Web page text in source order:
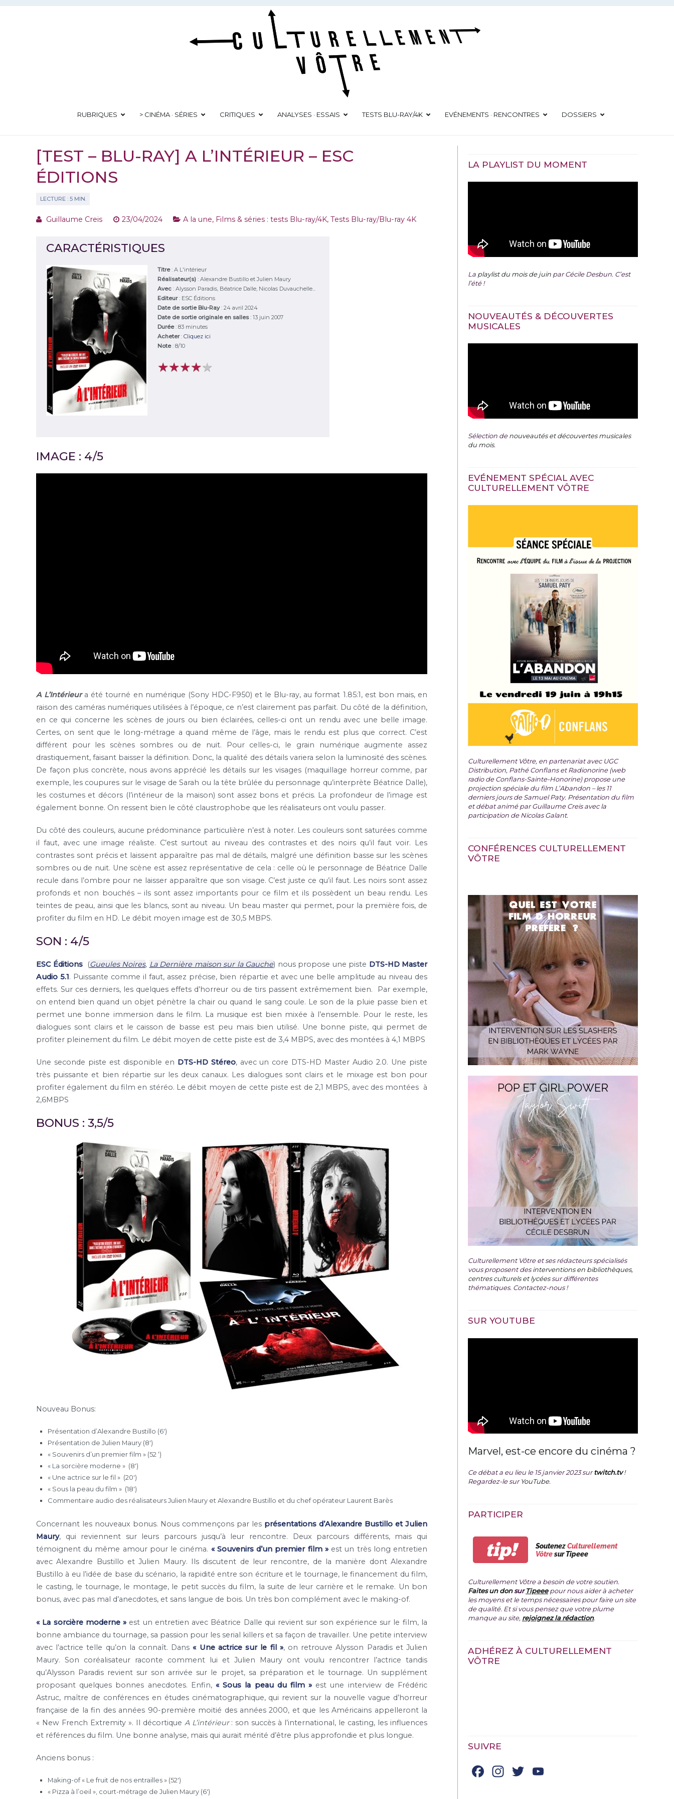
Aller
Culturellement Vôtre
RUBRIQUES > CINÉMA · SÉRIES CRITIQUES ANALYSES · ESSAIS TESTS BLU-RAY/4K EVÉNEMENTS · RENCONTRES DOSSIERS
[TEST – BLU-RAY] A L’INTÉRIEUR – ESC
ÉDITIONS
Guillaume Creis 23/04/2024 A la une, Films & séries : tests Blu-ray/4K,Tests Blu-ray/Blu-ray 4K
CARACTÉRISTIQUES
Titre: A L'intérieur
Réalisateur(s) : Alexandre Bustillo et Julien Maury
Avec : Alysson Paradis, Béatrice Dalle, Nicolas Duvauchelle...
Editeur: ESC Éditions
Date de sortie Blu-Ray: 24 avril 2024
Date de sortie originale en salles: 13 juin 2007
Durée: 83 minutes
Acheter: Cliquez ici
Note: 8/10
★★★★★
★★★★★
IMAGE : 4/5
A L’Intérieura été tourné en numérique (Sony HDC-F950) et le Blu-ray, au format 1.85:1, est bon mais, en
raison des caméras numériques utilisées à l’époque, ce n’est clairement pas parfait. Du côté de la définition,
en ce qui concerne les scènes de jours ou bien éclairées, celles-ci ont un rendu avec une belle image.
Certes, on sent que le long-métrage a quand même de l’âge, mais le rendu est plus que correct. C’est
différent pour les scènes sombres ou de nuit. Pour celles-ci, le grain numérique augmente assez
drastiquement, faisant baisser la définition. Donc, la qualité des détails variera selon la luminosité des scènes.
De façon plus concrète, nous avons apprécié les détails sur les visages (maquillage horreur comme, par
exemple, les coupures sur le visage de Sarah ou la tête brûlée du personnage qu’interprète Béatrice Dalle),
les costumes et décors (l’intérieur de la maison) sont assez bons et précis. La profondeur de l’image est
également bonne. On ressent bien le côté claustrophobe que les réalisateurs ont voulu passer.
Du côté des couleurs, aucune prédominance particulière n’est à noter. Les couleurs sont saturées comme
il faut, avec une image réaliste. C’est surtout au niveau des contrastes et des noirs qu’il faut voir. Les
contrastes sont précis et laissent apparaître pas mal de détails, malgré une définition basse sur les scènes
sombres ou de nuit. Une scène est assez représentative de cela : celle où le personnage de Béatrice Dalle
recule dans l’ombre pour ne laisser apparaître que son visage. C’est juste ce qu’il faut. Les noirs sont assez
profonds et non bouchés – ils sont assez importants pour ce film et ils possèdent un beau rendu. Les
teintes de peau, ainsi que les blancs, sont au niveau. Un beau master qui permet, pour la première fois, de
profiter du film en HD. Le débit moyen image est de 30,5 MBPS.
SON : 4/5
ESC Éditions(Gueules Noires, La Dernière maison sur la Gauche) nous propose une piste DTS-HD Master
Audio 5.1. Puissante comme il faut, assez précise, bien répartie et avec une belle amplitude au niveau des
effets. Sur ces derniers, les quelques effets d’horreur ou de tirs passent extrêmement bien. Par exemple,
on entend bien quand un objet pénètre la chair ou quand le sang coule. Le son de la pluie passe bien et
permet une bonne immersion dans le film. La musique est bien mixée à l’ensemble. Pour le reste, les
dialogues sont clairs et le caisson de basse est peu mais bien utilisé. Une bonne piste, qui permet de
profiter pleinement du film. Le débit moyen de cette piste est de 3,4 MBPS, avec des montées à 4,1 MBPS
Une seconde piste est disponible en DTS-HD Stéreo, avec un core DTS-HD Master Audio 2.0. Une piste
très puissante et bien répartie sur les deux canaux. Les dialogues sont clairs et le mixage est bon pour
profiter également du film en stéréo. Le débit moyen de cette piste est de 2,1 MBPS, avec des montées à
2,6MBPS
BONUS : 3,5/5
Nouveau Bonus:
Présentation d’Alexandre Bustillo (6′)
Présentation de Julien Maury (8′)
« Souvenirs d’un premier film » (52 ‘)
« La sorcière moderne » (8′)
« Une actrice sur le fil » (20′)
« Sous la peau du film » (18′)
Commentaire audio des réalisateurs Julien Maury et Alexandre Bustillo et du chef opérateur Laurent Barès
Concernant les nouveaux bonus. Nous commençons par les présentations d’Alexandre Bustillo et Julien
Maury, qui reviennent sur leurs parcours jusqu’à leur rencontre. Deux parcours différents, mais qui
témoignent du même amour pour le cinéma. « Souvenirs d’un premier film »est un très long entretien
avec Alexandre Bustillo et Julien Maury. Ils discutent de leur rencontre, de la manière dont Alexandre
Bustillo à eu l’idée de base du scénario, la rapidité entre son écriture et le tournage, le financement du film,
le casting, le tournage, le montage, le petit succès du film, la suite de leur carrière et le remake. Un bon
bonus, avec pas mal d’anecdotes, et sans langue de bois. Un très bon complément avec le making-of.
« La sorcière moderne » est un entretien avec Béatrice Dalle qui revient sur son expérience sur le film, la
bonne ambiance du tournage, sa passion pour les serial killers et sa façon de travailler. Une petite interview
avec l’actrice telle qu’on la connaît. Dans« Une actrice sur le fil », on retrouve Alysson Paradis et Julien
Maury. Son coréalisateur raconte comment lui et Julien Maury ont voulu rencontrer l’actrice tandis
qu’Alysson Paradis revient sur son arrivée sur le projet, sa préparation et le tournage. Un supplément
proposant quelques bonnes anecdotes. Enfin, « Sous la peau du film » est une interview de Frédéric
Astruc, maître de conférences en études cinématographique, qui revient sur la nouvelle vague d’horreur
française de la fin des années 90-première moitié des années 2000, et que les Américains appelleront la
« New French Extremity ». Il décortique A L’intérieur : son succès à l’international, le casting, les influences
et références du film. Une bonne analyse, mais qui aurait mérité d’être plus approfondie et plus longue.
Anciens bonus :
Making-of « Le fruit de nos entrailles » (52′)
« Pizza à l’oeil », court-métrage de Julien Maury (6′)
LA PLAYLIST DU MOMENT
La playlist du mois de juin par Cécile Desbun. C’est
l’été !
NOUVEAUTÉS & DÉCOUVERTES
MUSICALES
Sélection denouveautés et découvertes musicales
du mois.
EVÉNEMENT SPÉCIAL AVEC
CULTURELLEMENT VÔTRE
Culturellement Vôtre, en partenariat avec UGC
Distribution, Pathé Conflans et Radionorine (web
radio de Conflans-Sainte-Honorine) propose une
projection spéciale du film L’Abandon – les 11
derniers jours de Samuel Paty. Présentation du film
et débat animé par Guillaume Creis avec la
participation de Nicolas Galant.
CONFÉRENCES CULTURELLEMENT
VÔTRE
Culturellement Vôtre et ses rédacteurs spécialisés
vous proposent desinterventions en bibliothèques,
centres culturels et lycéessur différentes
thématiques. Contactez-nous !
SUR YOUTUBE
Marvel, est-ce encore du cinéma ?
Ce débat a eu lieu le 15 janvier 2023 surtwitch.tv !
Regardez-le surYouTube.
PARTICIPER
tip! SoutenezCulturellement
Vôtresur Tipeee
Culturellement Vôtre a besoin de votre soutien.
Faites un donsurTipeeepour nous aider à acheter
les moyens et le temps nécessaires pour faire un site
de qualité. Et si vous pensez que votre plume
manque au site, rejoignez la rédaction.
ADHÉREZ À CULTURELLEMENT
VÔTRE
SUIVRE
Facebook
Instagram
Twitter